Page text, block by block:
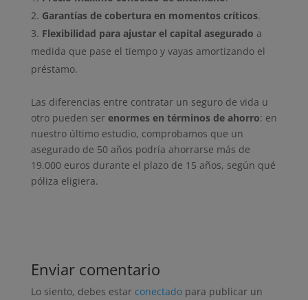
Garantías de cobertura en momentos críticos.
Flexibilidad para ajustar el capital asegurado a
medida que pase el tiempo y vayas amortizando el
préstamo.
Las diferencias entre contratar un seguro de vida u
otro pueden ser enormes en términos de ahorro: en
nuestro último estudio, comprobamos que un
asegurado de 50 años podría ahorrarse más de
19.000 euros durante el plazo de 15 años, según qué
póliza eligiera.
Enviar comentario
Lo siento, debes estar conectadopara publicar un